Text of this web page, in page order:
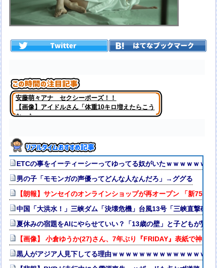
安藤萌々アナ セクシーポーズ！！
【画像】アイドルさん「体重10キロ増えたらこう
なった」
ETCの事をイーティーシーってゆってる奴がいたｗｗｗｗｗｗｗ
男の子「モモンガの声優ってどんな人なんだろ」→ググる
【朗報】サンセイのオンラインショップが再オープン 「新
中国「大洪水！」三峡ダム「決壊危機」台風13号「三峡直撃確
夏休みの宿題をAIにやらせていい？「13歳の壁」と子どもが賢く
【画像】 小倉ゆうか(27)さん、7年ぶり『FRIDAY』表紙で神ボ
黒人がアジア人見下してる理由ｗｗｗｗｗｗｗｗｗｗｗｗｗｗｗ